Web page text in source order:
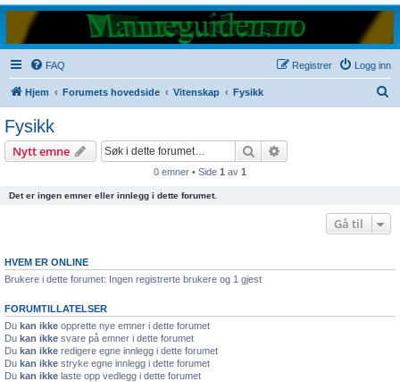
FAQ Logg inn
Registrer
Hjem Forumets hovedside Vitenskap Fysikk
Fysikk
Nytt emne Søk
0 emner • Side 1 av 1
Det er ingen emner eller innlegg i dette forumet.
Gå til
HVEM ER ONLINE
Brukere i dette forumet: Ingen registrerte brukere og 1 gjest
FORUMTILLATELSER
Du kan ikke opprette nye emner i dette forumet
Du kan ikke svare på emner i dette forumet
Du kan ikke redigere egne innlegg i dette forumet
Du kan ikke stryke egne innlegg i dette forumet
Du kan ikke laste opp vedlegg i dette forumet